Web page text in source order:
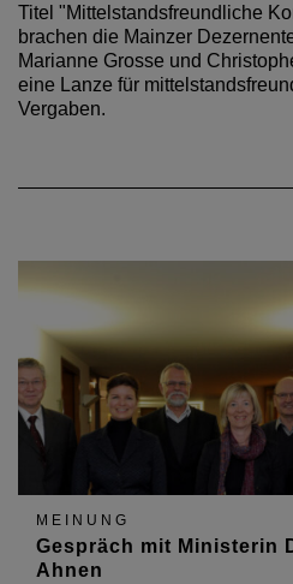
Titel "Mittelstandsfreundliche
brachen die Mainzer
Marianne Grosse und
eine Lanze für
Vergaben.
MEINUNG
Gespräch mit Ministerin
Ahnen